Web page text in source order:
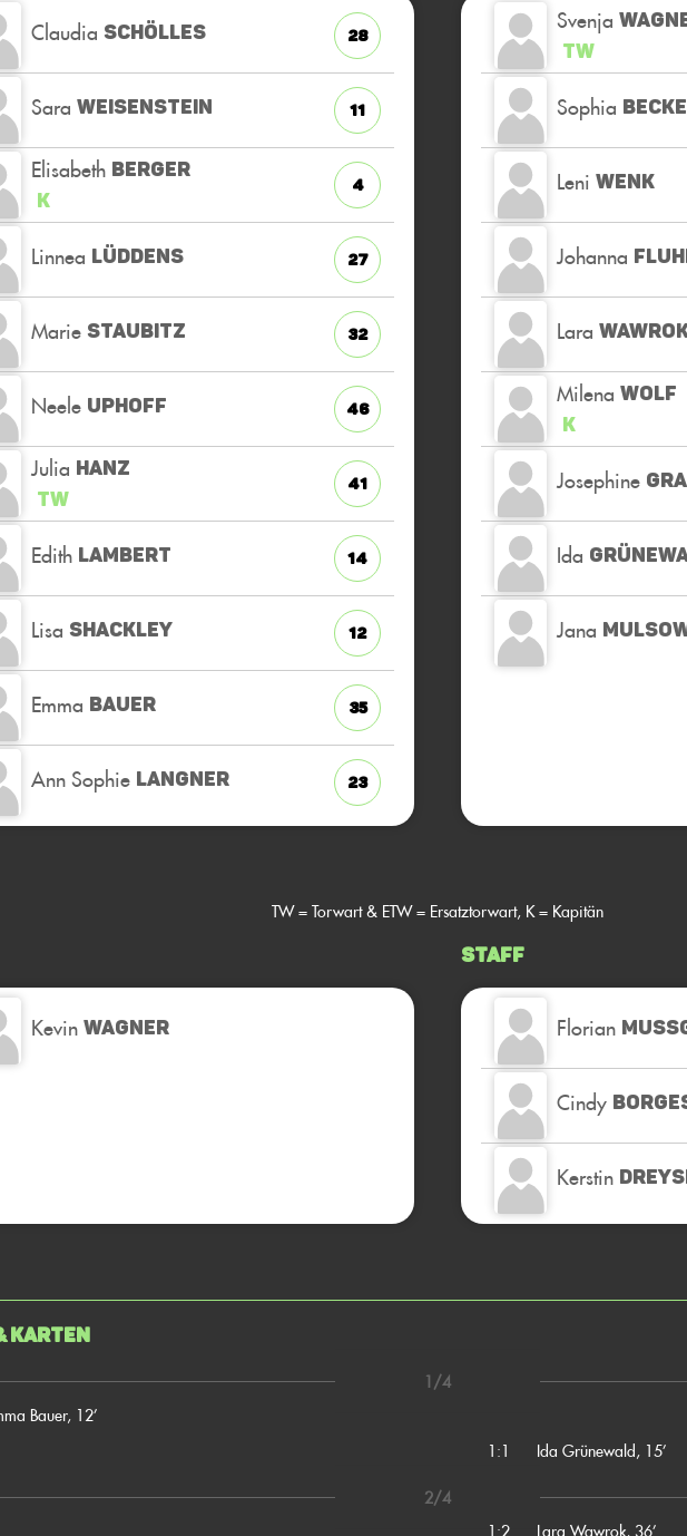
Claudia SCHÖLLES 28
Sara WEISENSTEIN 11
Elisabeth BERGER
K
4
Linnea LÜDDENS 27
Marie STAUBITZ 32
Neele UPHOFF 46
Julia HANZ
TW
41
Edith LAMBERT 14
Lisa SHACKLEY 12
Emma BAUER 35
Ann Sophie LANGNER 23
Svenja
TW
Sophia
Leni WENK
Johanna
Lara
Milena WOLF
K
Josephine
Ida
Jana
TW = Torwart & ETW = Ersatztorwart, K = Kapitän
Kevin WAGNER
Staff
Florian
Cindy
Kerstin
Karten
1/4
Bauer, 12’
1:1
Ida Grünewald, 15’
2/4
1:2
Lara Wawrok, 36’